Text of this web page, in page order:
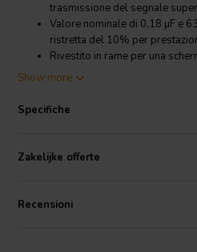
trasmissione del segnale
Valore nominale di 0,18 µF e
ristretta del 10% per
Rivestito in rame per una
interferenze ridotte
progetti audio premium
Audio NoteCAP-3270 0,18 µF 630 V
Progettato per audiofili che esigono
Show more
Specifiche
Zakelijke offerte
Recensioni